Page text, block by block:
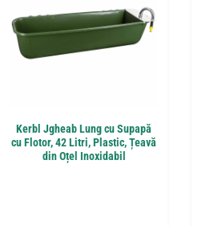
Kerbl Jgheab Lung cu Supapă
cu Flotor, 42 Litri, Plastic, Țeavă
din Oțel Inoxidabil